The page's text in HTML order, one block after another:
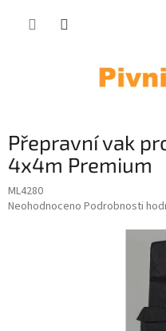
Přepravní vak
4x4m Premium
ML4280
Průměrné hodnocení produktu je
Neohodnoceno Podrobnosti